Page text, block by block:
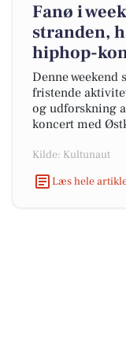
Fanø i
stranden,
hiphop-
Denne
fristende
og udforskning
koncert med
Kilde: Kultunaut
Læs hele